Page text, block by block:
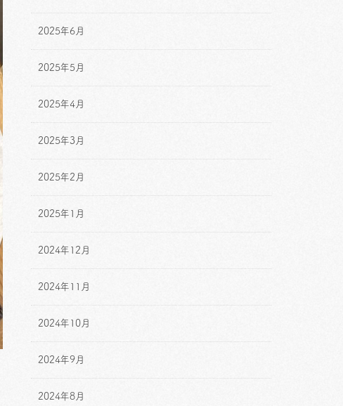
2025年6月
2025年5月
2025年4月
2025年3月
2025年2月
2025年1月
2024年12月
2024年11月
2024年10月
2024年9月
2024年8月